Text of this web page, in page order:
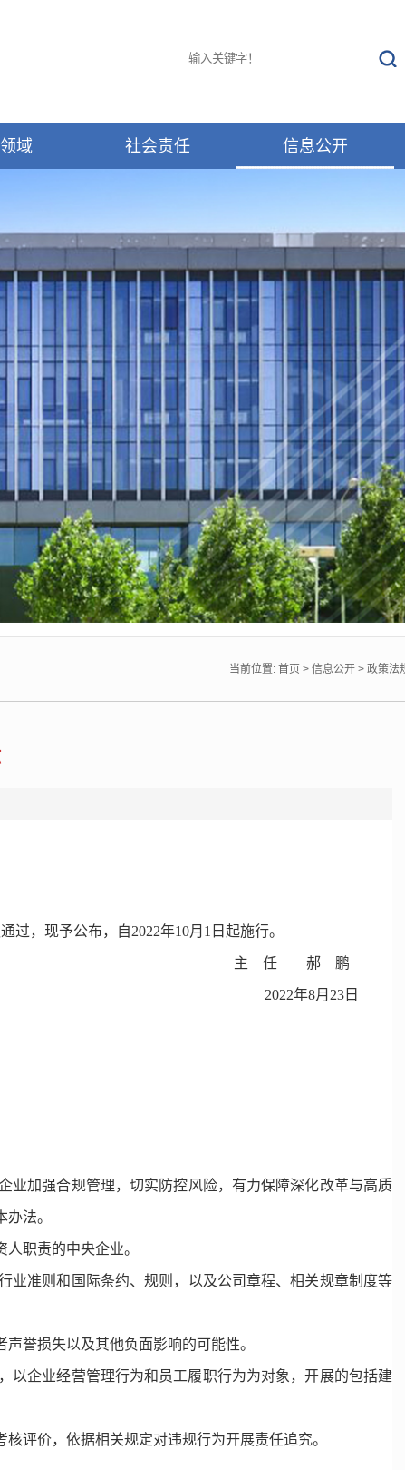
域 社会责任 信息公开
当前位置: 首页 > 信息公开 > 政策法
过，现予公布，自2022年10月1日起施行。
主 任 郝 鹏
2022年8月23日
加强合规管理，切实防控风险，有力保障深化改革与高质
法。
职责的中央企业。
准则和国际条约、规则，以及公司章程、相关规章制度等
誉损失以及其他负面影响的可能性。
以企业经营管理行为和员工履职行为为对象，开展的包括建
评价，依据相关规定对违规行为开展责任追究。